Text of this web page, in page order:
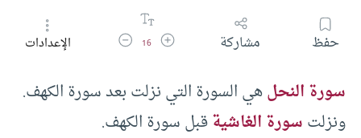
حفظ مشاركة زيادة حجم الخط
16 تقليل حجم الخطالإعدادات
سورة النحلهي السورة التي نزلت بعد سورة الكهف.
ونزلتسورة الغاشيةقبل سورة الكهف.